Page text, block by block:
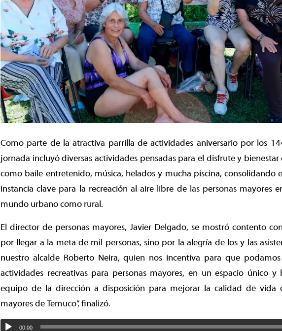
Como parte de la atractiva parrilla de actividades aniversario por los
jornada incluyó diversas actividades pensadas para el disfrute y bienestar
como baile entretenido, música, helados y mucha piscina, consolidando
instancia clave para la recreación al aire libre de las personas mayores
mundo urbano como rural.
El director de personas mayores, Javier Delgado, se mostró contento
por llegar a la meta de mil personas, sino por la alegría de los y las
nuestro alcalde Roberto Neira, quien nos incentiva para que
actividades recreativas para personas mayores, en un espacio único y
equipo de la dirección a disposición para mejorar la calidad de vida
mayores de Temuco”, finalizó.
00:00